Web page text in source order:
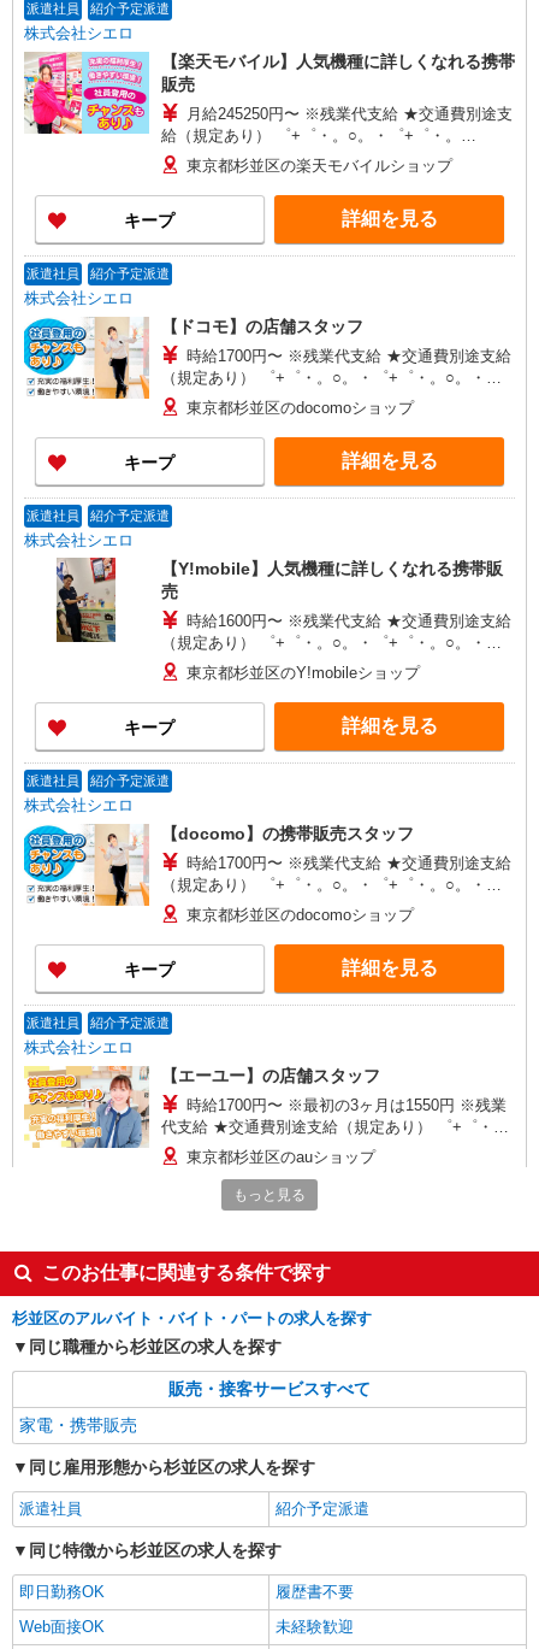
派遣社員 紹介予定派遣
株式会社シエロ
【楽天モバイル】人気機種に詳しくなれる携帯
販売
月給245250円〜 ※残業代支給 ★交通費別途支
給（規定あり） ゜+゜・。○。・゜+゜・。
○。・゜+゜ 入社祝い金10万円支給(規定有) お友達
を紹介頂くと, インセンティブ支給(規定有) ゜・。
○。・゜+゜・。○。・゜+゜
東京都杉並区の楽天モバイルショップ
キープ 詳細を見る
派遣社員 紹介予定派遣
株式会社シエロ
【ドコモ】の店舗スタッフ
時給1700円〜 ※残業代支給 ★交通費別途支給
（規定あり） ゜+゜・。○。・゜+゜・。○。・゜
+゜ 入社祝い金10万円支給(規定有) お友達を紹介
頂くと, インセンティブ支給(規定有) ★月2回払
い・週払い可能（規程有）★ ゜・。○。・゜
+゜・。○。・゜+゜
東京都杉並区のdocomoショップ
キープ 詳細を見る
派遣社員 紹介予定派遣
株式会社シエロ
【Y!mobile】人気機種に詳しくなれる携帯販
売
時給1600円〜 ※残業代支給 ★交通費別途支給
（規定あり） ゜+゜・。○。・゜+゜・。○。・゜
+゜ 入社祝い金10万円支給(規定有) お友達を紹介
頂くと, インセンティブ支給(規定有) ★月2回払
い・週払い可能（規程有）★ ゜・。○。・゜
+゜・。○。・゜+゜
東京都杉並区のY!mobileショップ
キープ 詳細を見る
派遣社員 紹介予定派遣
株式会社シエロ
【docomo】の携帯販売スタッフ
時給1700円〜 ※残業代支給 ★交通費別途支給
（規定あり） ゜+゜・。○。・゜+゜・。○。・゜
+゜ 入社祝い金10万円支給(規定有) お友達を紹介
頂くと, インセンティブ支給(規定有) ★月2回払
い・週払い可能（規程有）★ ゜・。○。・゜
+゜・。○。・゜+゜
東京都杉並区のdocomoショップ
キープ 詳細を見る
派遣社員 紹介予定派遣
株式会社シエロ
【エーユー】の店舗スタッフ
時給1700円〜 ※最初の3ヶ月は1550円 ※残業
代支給 ★交通費別途支給（規定あり） ゜+゜・。
○。・゜+゜・。○。・゜+゜ 入社祝い金10万円支
給(規定有) お友達を紹介頂くと, インセンティブ支
給(規定有) ★月2回払い・週払い可能（規程有）★
゜・。○。・゜+゜・。○。・゜+゜
東京都杉並区のauショップ
派遣社員 紹介予定派遣
【docomo】の携帯販売スタッフ
時給1700円〜 ※残業代支給 ★交通費別途支給
（規定あり） ゜+゜・。○。・゜+゜・。○。・゜
+゜ 入社祝い金10万円支給(規定有) お友達を紹介
頂くと, インセンティブ支給(規定有) ★月2回払
+゜・。○。・゜+゜
東京都杉並区のdocomoショップ
正社員
ソフトバンク方南町駅前店
ソフトバンクショップの携帯販売スタッフ
月給 233,500円 〜 260,200円 固定残業代:
23,500円 〜 26,200円（15時間相当） ＊＿ 試用期
間あり 6ヶ月 月給25万円以上 ※経験・能力による
■ソフトバンク方南町駅前店 東京都 杉並区 方
もっと見る
このお仕事に関連する条件で探す
杉並区のアルバイト・バイト・パートの求人を探す
同じ職種から杉並区の求人を探す
販売・接客サービスすべて
家電・携帯販売
同じ雇用形態から杉並区の求人を探す
派遣社員 紹介予定派遣
同じ特徴から杉並区の求人を探す
即日勤務OK
履歴書不要
Web面接OK
未経験歓迎